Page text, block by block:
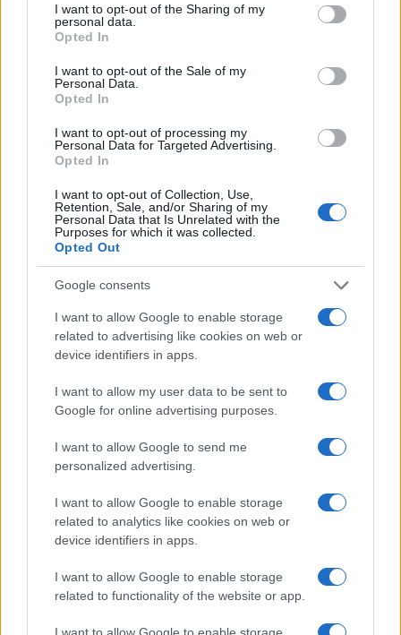
I want to opt-out of the Sharing of my
personal data.
Opted In
I want to opt-out of the Sale of my
Personal Data.
Opted In
I want to opt-out of processing my
Personal Data for Targeted Advertising.
Opted In
I want to opt-out of Collection, Use,
Retention, Sale, and/or Sharing of my
Personal Data that Is Unrelated with the
Purposes for which it was collected.
Opted Out
Google consents
I want to allow Google to enable storage
related to advertising like cookies on web or
device identifiers in apps.
I want to allow my user data to be sent to
Google for online advertising purposes.
I want to allow Google to send me
personalized advertising.
I want to allow Google to enable storage
related to analytics like cookies on web or
device identifiers in apps.
I want to allow Google to enable storage
related to functionality of the website or app.
I want to allow Google to enable storage
za to nepogodnim mjestima, te neplanska sječa
šume samo su kap u moru onoga što se dešava u
razumijevanje i osjećaj da je u prirodi sve povezano
i da svjesno uništavanje našeg zajedničkog okoliša
može voditi samo u pad kvaliteta života, kroz
zagađenje vode, klizišta ili druge brojne posljedice.
No, ovo je priča za sebe, a o zagađenju i uništavanju
prirode na Balkanu ćete moći čitati u narednim
danima, mjesecima i godinama.
Naša budućnost usko je povezana sa našom
prirodom. Činjenica je da svjetski mediji i sve veći
broj turista počinju shvatati ono što mi već odavno
(ne) znamo – Balkan je mjesto čarobne ljepote,
zadnje istinske divljine u Evropi i destinacija koja
privlači ljude željne iskonskog mira. Novi.ba će, u
skorijem vremenskom roku, posvetiti puno više
vremena i prostora našim prirodnim ljepotama – a o
čemu ćete svakako moći čitati.
Do tada, pogledajte foto-galeriju sa Via Dinarice i